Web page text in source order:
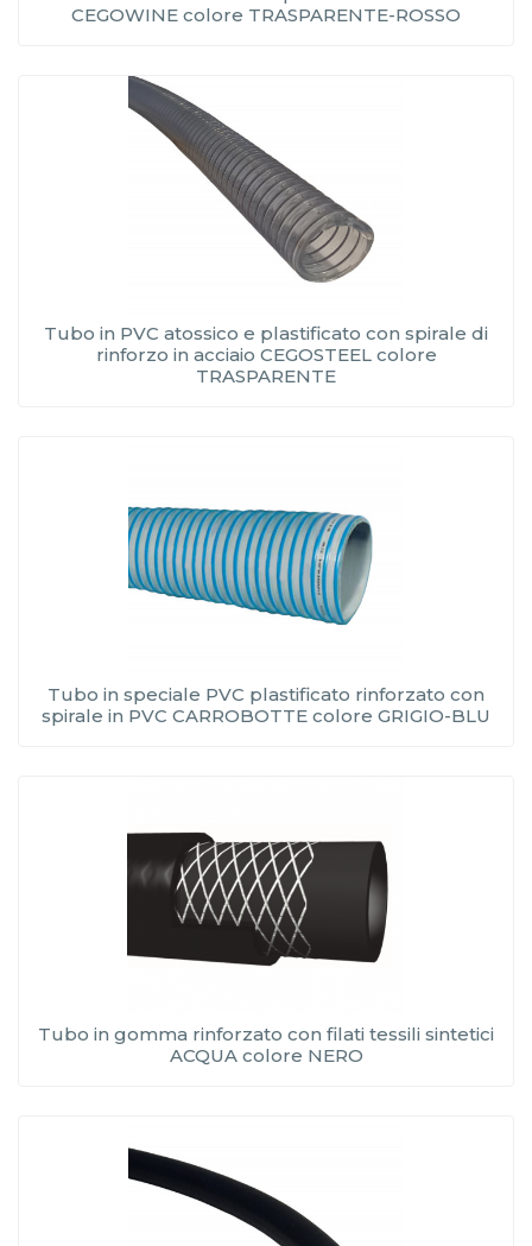
CEGOWINE colore TRASPARENTE-ROSSO
Tubo in PVC atossico e plastificato con spirale di
rinforzo in acciaio CEGOSTEEL colore
TRASPARENTE
Tubo in speciale PVC plastificato rinforzato con
spirale in PVC CARROBOTTE colore GRIGIO-BLU
Tubo in gomma rinforzato con filati tessili sintetici
ACQUA colore NERO